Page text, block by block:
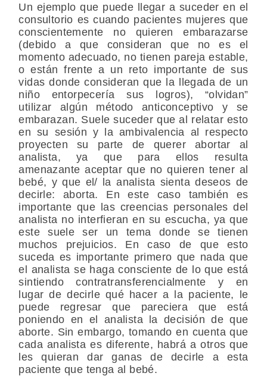
Un ejemplo que puede llegar a suceder en el
consultorio es cuando pacientes mujeres que
conscientemente no quieren embarazarse
(debido a que consideran que no es el
momento adecuado, no tienen pareja estable,
o están frente a un reto importante de sus
vidas donde consideran que la llegada de un
niño entorpecería sus logros), “olvidan”
utilizar algún método anticonceptivo y se
embarazan. Suele suceder que al relatar esto
en su sesión y la ambivalencia al respecto
proyecten su parte de querer abortar al
analista, ya que para ellos resulta
amenazante aceptar que no quieren tener al
bebé, y que el/ la analista sienta deseos de
decirle: aborta. En este caso también es
importante que las creencias personales del
analista no interfieran en su escucha, ya que
este suele ser un tema donde se tienen
muchos prejuicios. En caso de que esto
suceda es importante primero que nada que
el analista se haga consciente de lo que está
sintiendo contratransferencialmente y en
lugar de decirle qué hacer a la paciente, le
puede regresar que pareciera que está
poniendo en el analista la decisión de que
aborte. Sin embargo, tomando en cuenta que
cada analista es diferente, habrá a otros que
les quieran dar ganas de decirle a esta
paciente que tenga al bebé.